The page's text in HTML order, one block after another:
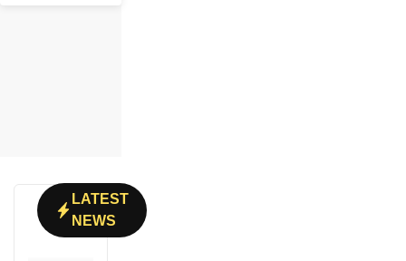
LATEST
NEWS